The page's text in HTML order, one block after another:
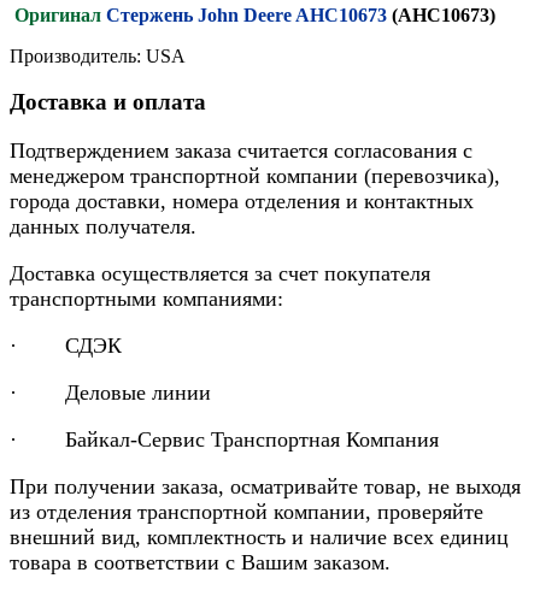
Оригинал Стержень John Deere AHC10673 (AHC10673)
Производитель: USA
Доставка и оплата
Подтверждением заказа считается согласования с
менеджером транспортной компании (перевозчика),
города доставки, номера отделения и контактных
данных получателя.
Доставка осуществляется за счет покупателя
транспортными компаниями:
· СДЭК
· Деловые линии
· Байкал-Сервис Транспортная Компания
При получении заказа, осматривайте товар, не выходя
из отделения транспортной компании, проверяйте
внешний вид, комплектность и наличие всех единиц
товара в соответствии с Вашим заказом.